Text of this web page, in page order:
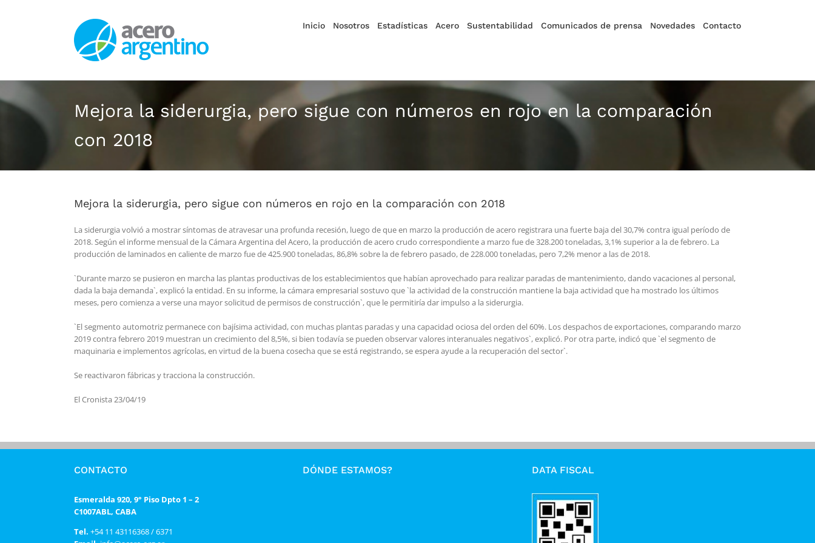
Inicio Nosotros Estadísticas Acero Sustentabilidad Comunicados de prensa Novedades Contacto
Mejora la siderurgia, pero sigue con números en rojo en la comparación
con 2018
Mejora la siderurgia, pero sigue con números en rojo en la comparación con 2018
La siderurgia volvió a mostrar síntomas de atravesar una profunda recesión, luego de que en marzo la producción de acero registrara una fuerte baja del 30,7% contra igual período de
2018. Según el informe mensual de la Cámara Argentina del Acero, la producción de acero crudo correspondiente a marzo fue de 328.200 toneladas, 3,1% superior a la de febrero. La
producción de laminados en caliente de marzo fue de 425.900 toneladas, 86,8% sobre la de febrero pasado, de 228.000 toneladas, pero 7,2% menor a las de 2018.
`Durante marzo se pusieron en marcha las plantas productivas de los establecimientos que habían aprovechado para realizar paradas de mantenimiento, dando vacaciones al personal,
dada la baja demanda`, explicó la entidad. En su informe, la cámara empresarial sostuvo que `la actividad de la construcción mantiene la baja actividad que ha mostrado los últimos
meses, pero comienza a verse una mayor solicitud de permisos de construcción`, que le permitiría dar impulso a la siderurgia.
`El segmento automotriz permanece con bajísima actividad, con muchas plantas paradas y una capacidad ociosa del orden del 60%. Los despachos de exportaciones, comparando marzo
2019 contra febrero 2019 muestran un crecimiento del 8,5%, si bien todavía se pueden observar valores interanuales negativos`, explicó. Por otra parte, indicó que `el segmento de
maquinaria e implementos agrícolas, en virtud de la buena cosecha que se está registrando, se espera ayude a la recuperación del sector`.
Se reactivaron fábricas y tracciona la construcción.
El Cronista 23/04/19
CONTACTO
Esmeralda 920, 9° Piso Dpto 1 – 2
C1007ABL, CABA
Tel. +54 11 43116368 / 6371
DÓNDE ESTAMOS? DATA FISCAL